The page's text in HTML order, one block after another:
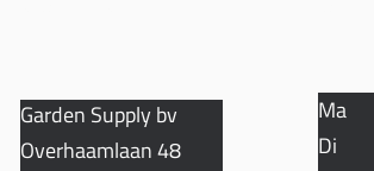
Garden Supply bv
Overhaamlaan 48
Ma
Di